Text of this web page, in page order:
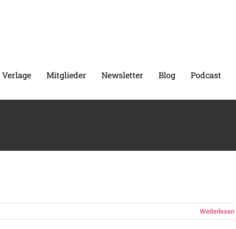
Mitglieder Newsletter Blog Podcast
Weiterlesen